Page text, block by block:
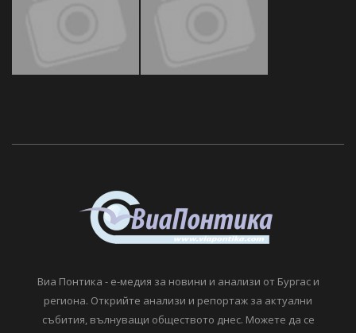
Виа Понтика - е-медия за новини и анализи от Бургас и
региона. Открийте анализи и репортаж за актуални
събития, вълнуващи обществото днес. Можете да се